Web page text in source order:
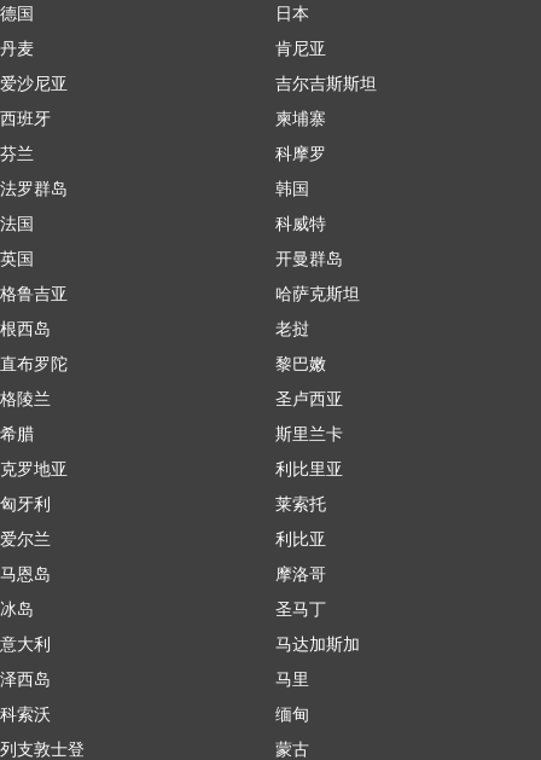
德国
丹麦
爱沙尼亚
西班牙
芬兰
法罗群岛
法国
英国
格鲁吉亚
根西岛
直布罗陀
格陵兰
希腊
克罗地亚
匈牙利
爱尔兰
马恩岛
冰岛
意大利
泽西岛
科索沃
列支敦士登
日本
肯尼亚
吉尔吉斯斯坦
柬埔寨
科摩罗
韩国
科威特
开曼群岛
哈萨克斯坦
老挝
黎巴嫩
圣卢西亚
斯里兰卡
利比里亚
莱索托
利比亚
摩洛哥
圣马丁
马达加斯加
马里
缅甸
蒙古